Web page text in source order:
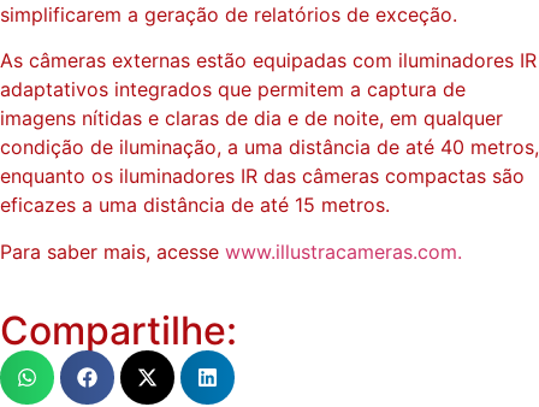
simplificarem a geração de relatórios de exceção.
As câmeras externas estão equipadas com iluminadores IR
adaptativos integrados que permitem a captura de
imagens nítidas e claras de dia e de noite, em qualquer
condição de iluminação, a uma distância de até 40 metros,
enquanto os iluminadores IR das câmeras compactas são
eficazes a uma distância de até 15 metros.
Para saber mais, acesse www.illustracameras.com.
Compartilhe: